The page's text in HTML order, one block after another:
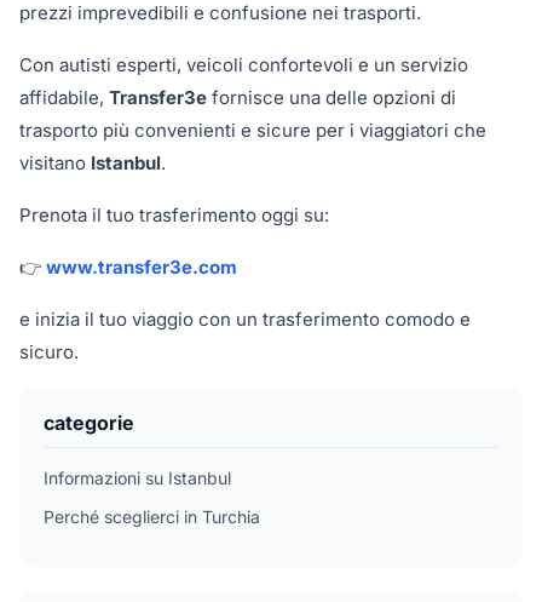
prezzi imprevedibili e confusione nei trasporti.
Con autisti esperti, veicoli confortevoli e un servizio
affidabile, Transfer3e fornisce una delle opzioni di
trasporto più convenienti e sicure per i viaggiatori che
visitano Istanbul.
Prenota il tuo trasferimento oggi su:
👉 www.transfer3e.com
e inizia il tuo viaggio con un trasferimento comodo e
sicuro.
categorie
Informazioni su Istanbul
Perché sceglierci in Turchia